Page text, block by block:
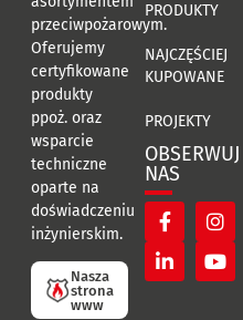
przeciwpożarowym.
Oferujemy
certyfikowane
produkty
ppoż. oraz
wsparcie
techniczne
oparte na
doświadczeniu
inżynierskim.
Nasza
strona
www
PRODUKTY
NAJCZĘŚCIEJ
KUPOWANE
PROJEKTY
OBSERWUJ
NAS